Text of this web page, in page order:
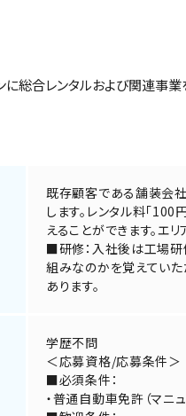
総合レンタルおよび関連事
既存顧客である舗装会
します。レンタル料「
えることができます。エ
■研修：入社後は工場研
組みなのかを覚えていた
あります。
学歴不問
＜応募資格/応募条件＞
■必須条件：
・普通自動車免許（マニ